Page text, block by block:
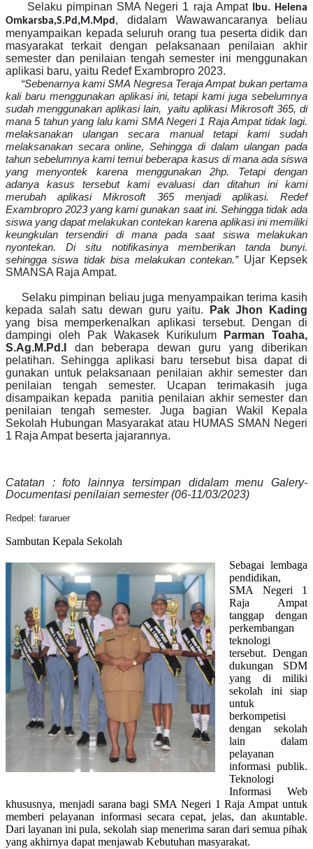
Selaku pimpinan SMA Negeri 1 raja Ampat Ibu. Helena
Omkarsba,S.Pd,M.Mpd, didalam Wawawancaranya beliau
menyampaikan kepada seluruh orang tua peserta didik dan
masyarakat terkait dengan pelaksanaan penilaian akhir
semester dan penilaian tengah semester ini menggunakan
aplikasi baru, yaitu Redef Exambropro 2023.
“Sebenarnya kami SMA Negresa Teraja Ampat bukan pertama
kali baru menggunakan aplikasi ini, tetapi kami juga sebelumnya
sudah menggunakan aplikasi lain, yaitu aplikasi Mikrosoft 365, di
mana 5 tahun yang lalu kami SMA Negeri 1 Raja Ampat tidak lagi.
melaksanakan ulangan secara manual tetapi kami sudah
melaksanakan secara online, Sehingga di dalam ulangan pada
tahun sebelumnya kami temui beberapa kasus di mana ada siswa
yang menyontek karena menggunakan 2hp. Tetapi dengan
adanya kasus tersebut kami evaluasi dan ditahun ini kami
merubah aplikasi Mikrosoft 365 menjadi aplikasi. Redef
Exambropro 2023 yang kami gunakan saat ini. Sehingga tidak ada
siswa yang dapat melakukan contekan karena aplikasi ini memiliki
keungkulan tersendiri di mana pada saat siswa melakukan
nyontekan. Di situ notifikasinya memberikan tanda bunyi.
sehingga siswa tidak bisa melakukan contekan.”Ujar Kepsek
SMANSA Raja Ampat.
Selaku pimpinan beliau juga menyampaikan terima kasih
kepada salah satu dewan guru yaitu.
Pak Jhon Kading
yang bisa memperkenalkan aplikasi tersebut. Dengan di
dampingi oleh Pak Wakasek Kurikulum
Parman Toaha,
S.Ag.M.Pd.I
dan beberapa dewan guru yang diberikan
pelatihan. Sehingga aplikasi baru tersebut bisa dapat di
gunakan untuk pelaksanaan penilaian akhir semester dan
penilaian tengah semester. Ucapan terimakasih juga
disampaikan kepada panitia penilaian akhir semester dan
penilaian tengah semester. Juga bagian Wakil Kepala
Sekolah Hubungan Masyarakat atau HUMAS SMAN Negeri
1 Raja Ampat beserta jajarannya.
Catatan : foto lainnya tersimpan didalam menu Galery-
Documentasi penilaian semester (06-11/03/2023)
Redpel: fararuer
Sambutan Kepala Sekolah
Sebagai lembaga
pendidikan,
SMA Negeri 1
Raja Ampat
tanggap dengan
perkembangan
teknologi
tersebut. Dengan
dukungan SDM
yang di miliki
sekolah ini siap
untuk
berkompetisi
dengan sekolah
lain dalam
pelayanan
informasi publik.
Teknologi
Informasi Web
khususnya, menjadi sarana bagi SMA Negeri 1 Raja Ampat untuk
memberi pelayanan informasi secara cepat, jelas, dan akuntable.
Dari layanan ini pula, sekolah siap menerima saran dari semua pihak
yang akhirnya dapat menjawab Kebutuhan masyarakat.